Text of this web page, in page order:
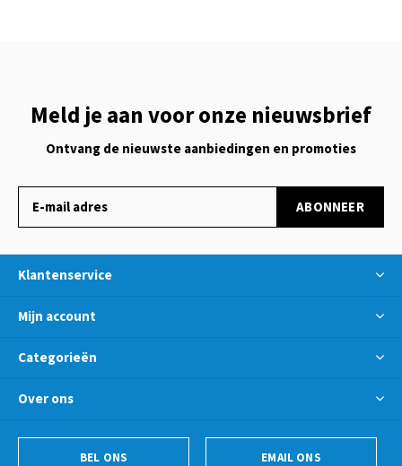
Meld je aan voor onze nieuwsbrief
Ontvang de nieuwste aanbiedingen en promoties
ABONNEER
Klantenservice
Mijn account
Categorieën
Over ons
BEL ONS EMAIL ONS